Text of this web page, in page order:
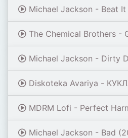
Michael Jackson - Beat It
The Chemical Brothers -
Michael Jackson - Dirty
Diskoteka Avariya - КУКЛА (feat.
MDRM Lofi - Perfect
Michael Jackson - Bad